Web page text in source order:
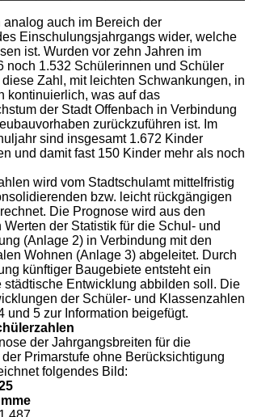
analog auch im Bereich der
Einschulungsjahrgangs wider, welche
ist. Wurden vor zehn Jahren im
noch 1.532 Schülerinnen und Schüler
Zahl, mit leichten Schwankungen, in
kontinuierlich, was auf das
der Stadt Offenbach in Verbindung
zurückzuführen ist. Im
sind insgesamt 1.672 Kinder
und damit fast 150 Kinder mehr als noch
wird vom Stadtschulamt mittelfristig
bzw. leicht rückgängigen
Die Prognose wird aus den
Werten der Statistik für die Schul- und
(Anlage 2) in Verbindung mit den
Wohnen (Anlage 3) abgeleitet. Durch
künftiger Baugebiete entsteht ein
städtische Entwicklung abbilden soll. Die
der Schüler- und Klassenzahlen
und 5 zur Information beigefügt.
der Jahrgangsbreiten für die
Primarstufe ohne Berücksichtigung
folgendes Bild: